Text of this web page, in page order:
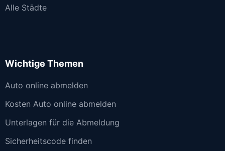
Alle Städte
Wichtige Themen
Auto online abmelden
Kosten Auto online abmelden
Unterlagen für die Abmeldung
Sicherheitscode finden